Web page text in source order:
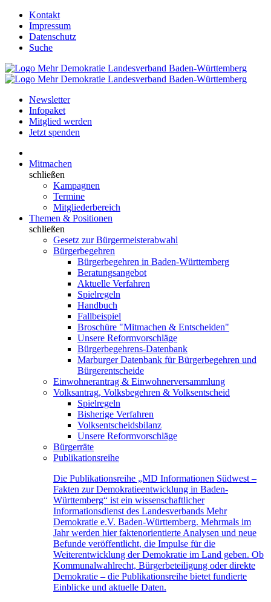
Kontakt
Impressum
Datenschutz
Suche
Newsletter
Infopaket
Mitglied werden
Jetzt spenden
Mitmachen
schließen
Kampagnen
Termine
Mitgliederbereich
Themen & Positionen
schließen
Gesetz zur Bürgermeisterabwahl
Bürgerbegehren
Bürgerbegehren in Baden-Württemberg
Beratungsangebot
Aktuelle Verfahren
Spielregeln
Handbuch
Fallbeispiel
Broschüre "Mitmachen & Entscheiden"
Unsere Reformvorschläge
Bürgerbegehrens-Datenbank
Marburger Datenbank für Bürgerbegehren und
Bürgerentscheide
Einwohnerantrag & Einwohnerversammlung
Volksantrag, Volksbegehren & Volksentscheid
Spielregeln
Bisherige Verfahren
Volksentscheidsbilanz
Unsere Reformvorschläge
Bürgerräte
Publikationsreihe
Die Publikationsreihe „MD Informationen Südwest –
Fakten zur Demokratieentwicklung in Baden-
Württemberg“ ist ein wissenschaftlicher
Informationsdienst des Landesverbands Mehr
Demokratie e.V. Baden-Württemberg. Mehrmals im
Jahr werden hier faktenorientierte Analysen und neue
Befunde veröffentlicht, die Impulse für die
Weiterentwicklung der Demokratie im Land geben. Ob
Kommunalwahlrecht, Bürgerbeteiligung oder direkte
Demokratie – die Publikationsreihe bietet fundierte
Einblicke und aktuelle Daten.